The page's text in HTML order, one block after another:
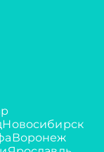
Новосибирск
Воронеж